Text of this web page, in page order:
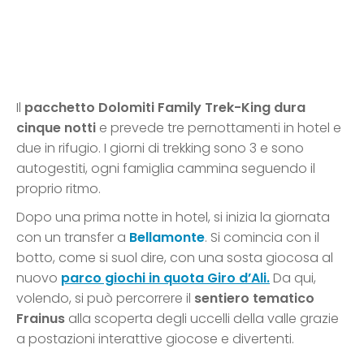
Il pacchetto Dolomiti Family Trek-King dura
cinque notti e prevede tre pernottamenti in hotel e
due in rifugio. I giorni di trekking sono 3 e sono
autogestiti, ogni famiglia cammina seguendo il
proprio ritmo.
Dopo una prima notte in hotel, si inizia la giornata
con un transfer a Bellamonte. Si comincia con il
botto, come si suol dire, con una sosta giocosa al
nuovo parco giochi in quota Giro d’Ali.Da qui,
volendo, si può percorrere il sentiero tematico
Frainus alla scoperta degli uccelli della valle grazie
a postazioni interattive giocose e divertenti.